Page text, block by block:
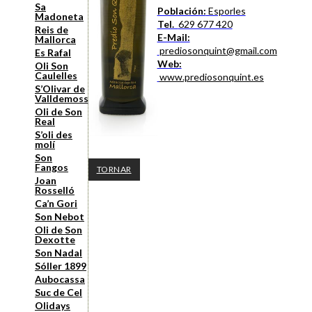
Sa
Madoneta
Reis de
Mallorca
Es Rafal
Oli Son
Caulelles
S’Olivar de
Valldemossa
Oli de Son
Real
S’oli des
molí
Son
Fangos
Joan
Rosselló
Ca’n Gori
Son Nebot
Oli de Son
Dexotte
Son Nadal
Sóller 1899
Aubocassa
Suc de Cel
Olidays
Población: Esporles
Tel. 629 677 420
E-Mail:
prediosonquint@gmail.com
Web:
www.prediosonquint.es
TORNAR